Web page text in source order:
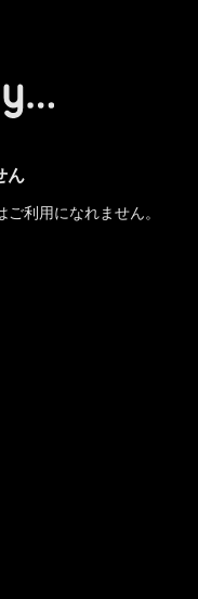
ん
利用になれません。